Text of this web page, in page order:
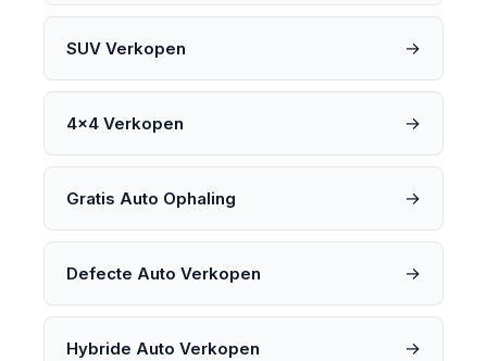
SUV Verkopen →
4x4 Verkopen →
Gratis Auto Ophaling →
Defecte Auto Verkopen →
Hybride Auto Verkopen →